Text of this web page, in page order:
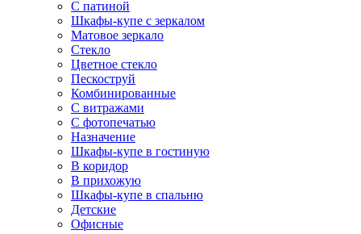
С патиной
Шкафы-купе с зеркалом
Матовое зеркало
Стекло
Цветное стекло
Пескоструй
Комбинированные
С витражами
С фотопечатью
Назначение
Шкафы-купе в гостиную
В коридор
В прихожую
Шкафы-купе в спальню
Детские
Офисные